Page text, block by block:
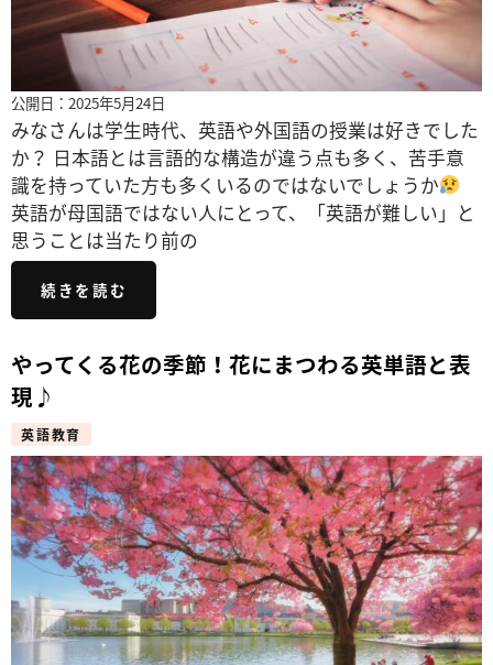
公開日：2025年5月24日
みなさんは学生時代、英語や外国語の授業は好きでした
か？ 日本語とは言語的な構造が違う点も多く、苦手意
識を持っていた方も多くいるのではないでしょうか
英語が母国語ではない人にとって、「英語が難しい」と
思うことは当たり前の
続きを読む
やってくる花の季節！花にまつわる英単語と表
現♪
英語教育